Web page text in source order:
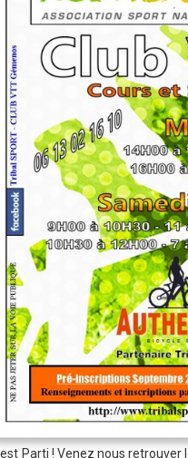
Parti ! Venez nous retrouver